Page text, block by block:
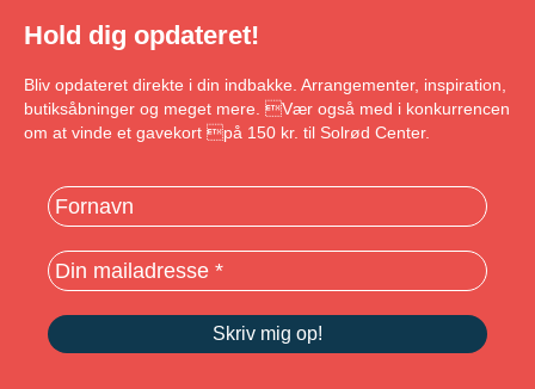
Hold dig opdateret!
Bliv opdateret direkte i din indbakke. Arrangementer, inspiration,
butiksåbninger og meget mere. Vær også med i konkurrencen
om at vinde et gavekort på 150 kr. til Solrød Center.